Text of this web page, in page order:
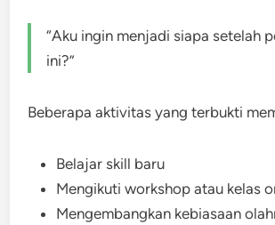
“Aku ingin menjadi siapa setelah
ini?”
Beberapa aktivitas yang terbukti
Belajar skill baru
Mengikuti workshop atau kelas
Mengembangkan kebiasaan